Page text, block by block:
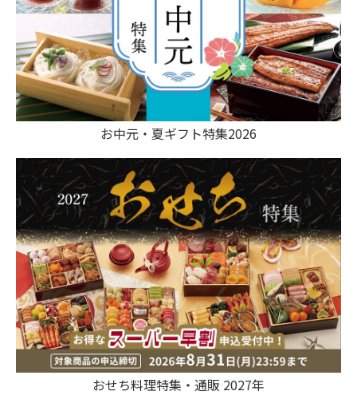
お中元・夏ギフト特集2026
おせち料理特集・通販 2027年